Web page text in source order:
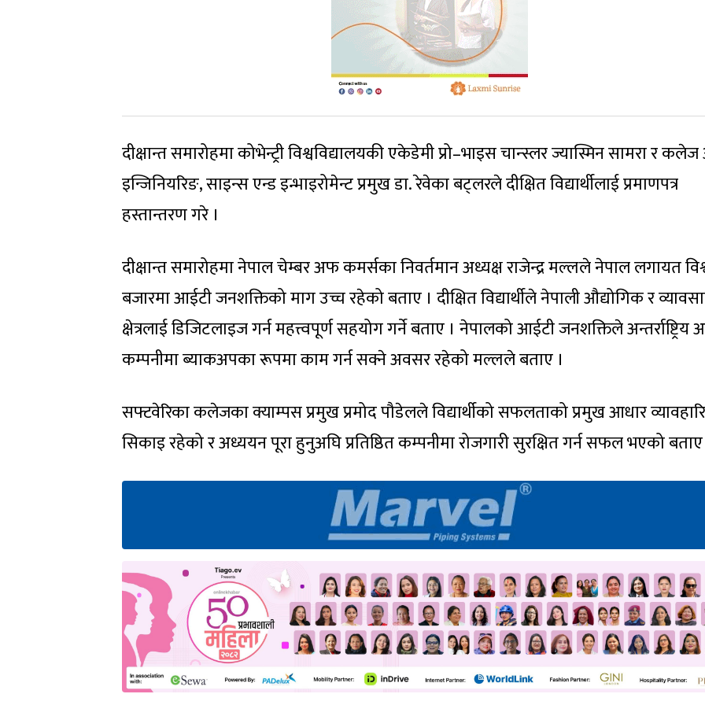
दीक्षान्त समारोहमा कोभेन्ट्री विश्वविद्यालयकी एकेडेमी प्रो–भाइस चान्स्लर ज्यास्मिन सामरा र
इन्जिनियरिङ, साइन्स एन्ड इन्भाइरोमेन्ट प्रमुख डा. रेवेका बट्लरले दीक्षित विद्यार्थीलाई प्रमाणपत्र
हस्तान्तरण गरे ।
दीक्षान्त समारोहमा नेपाल चेम्बर अफ कमर्सका निवर्तमान अध्यक्ष राजेन्द्र मल्लले नेपाल लगायत
बजारमा आईटी जनशक्तिको माग उच्च रहेको बताए । दीक्षित विद्यार्थीले नेपाली औद्योगिक र
क्षेत्रलाई डिजिटलाइज गर्न महत्त्वपूर्ण सहयोग गर्ने बताए । नेपालको आईटी जनशक्तिले अन्तर्राष्ट्रिय
कम्पनीमा ब्याकअपका रूपमा काम गर्न सक्ने अवसर रहेको मल्लले बताए ।
सफ्टवेरिका कलेजका क्याम्पस प्रमुख प्रमोद पौडेलले विद्यार्थीको सफलताको प्रमुख आधार
सिकाइ रहेको र अध्ययन पूरा हुनुअघि प्रतिष्ठित कम्पनीमा रोजगारी सुरक्षित गर्न सफल भएको बताए